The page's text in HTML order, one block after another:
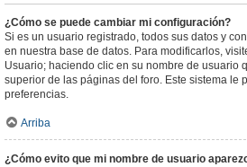
¿Cómo se puede cambiar mi configuración?
Si es un usuario registrado, todos sus datos y
en nuestra base de datos. Para modificarlos,
Usuario; haciendo clic en su nombre de usuario
superior de las páginas del foro. Este sistema le
preferencias.
Arriba
¿Cómo evito que mi nombre de usuario